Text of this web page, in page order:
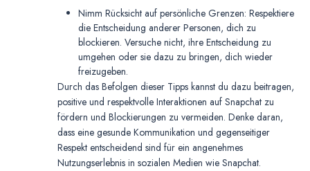
Nimm Rücksicht auf persönliche Grenzen: Respektiere
die Entscheidung anderer Personen, dich zu
blockieren. Versuche nicht, ihre Entscheidung zu
umgehen oder sie dazu zu bringen, dich wieder
freizugeben.
Durch das Befolgen dieser Tipps kannst du dazu beitragen,
positive und respektvolle Interaktionen auf Snapchat zu
fördern und Blockierungen zu vermeiden. Denke daran,
dass eine gesunde Kommunikation und gegenseitiger
Respekt entscheidend sind für ein angenehmes
Nutzungserlebnis in sozialen Medien wie Snapchat.